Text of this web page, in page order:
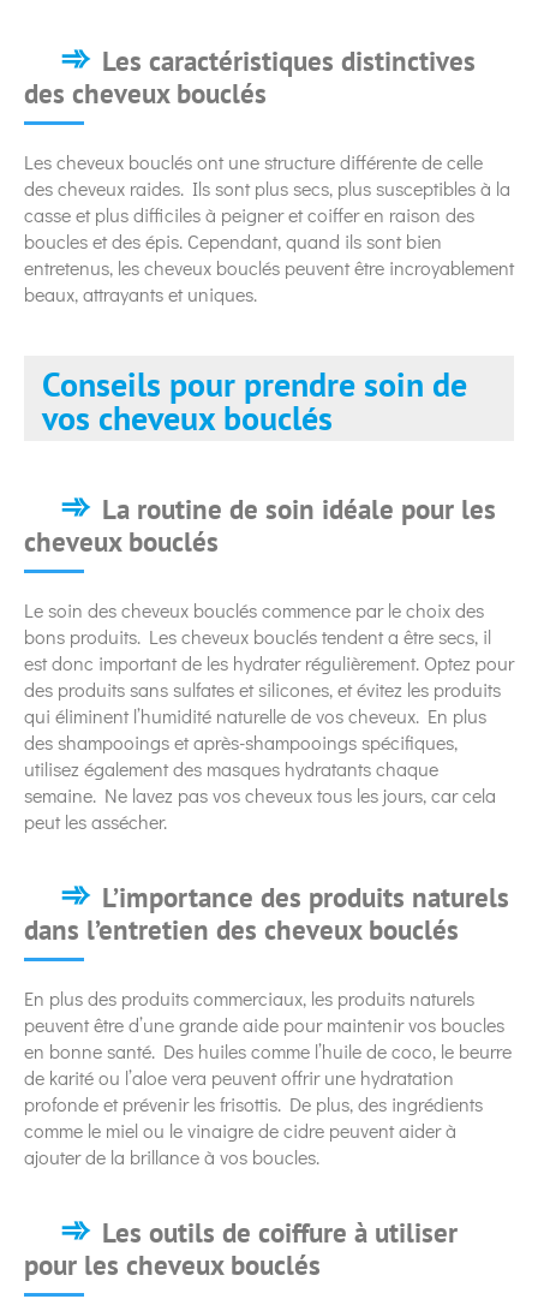
Les caractéristiques distinctives
des cheveux bouclés
Les cheveux bouclés ont une structure différente de celle
des cheveux raides. Ils sont plus secs, plus susceptibles à la
casse et plus difficiles à peigner et coiffer en raison des
boucles et des épis. Cependant, quand ils sont bien
entretenus, les cheveux bouclés peuvent être incroyablement
beaux, attrayants et uniques.
Conseils pour prendre soin de
vos cheveux bouclés
La routine de soin idéale pour les
cheveux bouclés
Le soin des cheveux bouclés commence par le choix des
bons produits. Les cheveux bouclés tendent a être secs, il
est donc important de les hydrater régulièrement. Optez pour
des produits sans sulfates et silicones, et évitez les produits
qui éliminent l’humidité naturelle de vos cheveux. En plus
des shampooings et après-shampooings spécifiques,
utilisez également des masques hydratants chaque
semaine. Ne lavez pas vos cheveux tous les jours, car cela
peut les assécher.
L’importance des produits naturels
dans l’entretien des cheveux bouclés
En plus des produits commerciaux, les produits naturels
peuvent être d’une grande aide pour maintenir vos boucles
en bonne santé. Des huiles comme l’huile de coco, le beurre
de karité ou l’aloe vera peuvent offrir une hydratation
profonde et prévenir les frisottis. De plus, des ingrédients
comme le miel ou le vinaigre de cidre peuvent aider à
ajouter de la brillance à vos boucles.
Les outils de coiffure à utiliser
pour les cheveux bouclés